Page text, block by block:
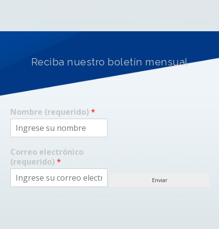
Reciba nuestro boletín mensual
Nombre (requerido) *
Correo electrónico
(requerido) *
Enviar